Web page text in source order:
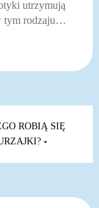
utrzymują
tym rodzaju…
ROBIĄ SIĘ